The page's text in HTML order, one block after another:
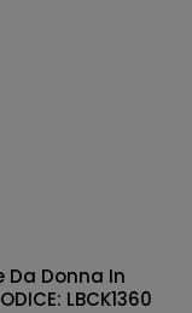
Da Donna In
LBCK1360